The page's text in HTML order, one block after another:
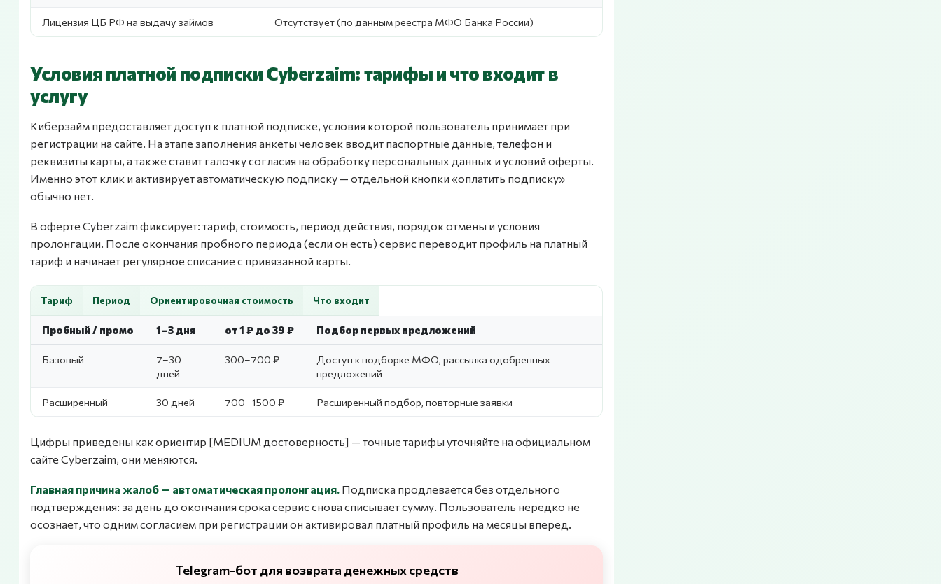
Лицензия ЦБ РФ на выдачу займов Отсутствует (по данным реестра МФО Банка России)
Условия платной подписки Cyberzaim: тарифы и что входит в
услугу
Киберзайм предоставляет доступ к платной подписке, условия которой пользователь принимает при
регистрации на сайте. На этапе заполнения анкеты человек вводит паспортные данные, телефон и
реквизиты карты, а также ставит галочку согласия на обработку персональных данных и условий оферты.
Именно этот клик и активирует автоматическую подписку — отдельной кнопки «оплатить подписку»
обычно нет.
В оферте Cyberzaim фиксирует: тариф, стоимость, период действия, порядок отмены и условия
пролонгации. После окончания пробного периода (если он есть) сервис переводит профиль на платный
тариф и начинает регулярное списание с привязанной карты.
Тариф Период Ориентировочная стоимость Что входит
Пробный / промо 1–3 дня от 1 ₽ до 39 ₽ Подбор первых предложений
Базовый
7–30
дней
300–700 ₽
Доступ к подборке МФО, рассылка одобренных
предложений
Расширенный 30 дней 700–1500 ₽ Расширенный подбор, повторные заявки
Цифры приведены как ориентир [MEDIUM достоверность] — точные тарифы уточняйте на официальном
сайте Cyberzaim, они меняются.
Главная причина жалоб — автоматическая пролонгация. Подписка продлевается без отдельного
подтверждения: за день до окончания срока сервис снова списывает сумму. Пользователь нередко не
осознает, что одним согласием при регистрации он активировал платный профиль на месяцы вперед.
Telegram-бот для возврата денежных средств